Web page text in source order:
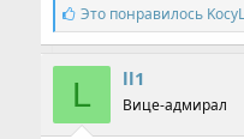
С
и
м
п
т
и
Это понравилось
L ll1
Вице-адмирал